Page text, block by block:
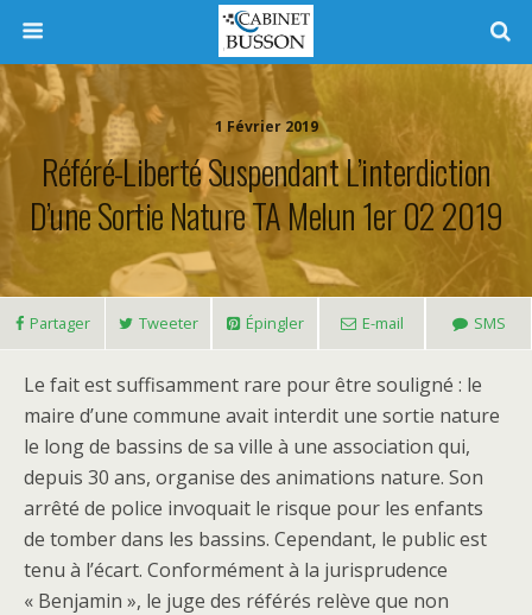
1 Février 2019
Référé-Liberté Suspendant L’interdiction
D’une Sortie Nature TA Melun 1er 02 2019
Partager Tweeter Épingler E-mail SMS
Le fait est suffisamment rare pour être souligné : le
maire d’une commune avait interdit une sortie nature
le long de bassins de sa ville à une association qui,
depuis 30 ans, organise des animations nature. Son
arrêté de police invoquait le risque pour les enfants
de tomber dans les bassins. Cependant, le public est
tenu à l’écart. Conformément à la jurisprudence
« Benjamin », le juge des référés relève que non